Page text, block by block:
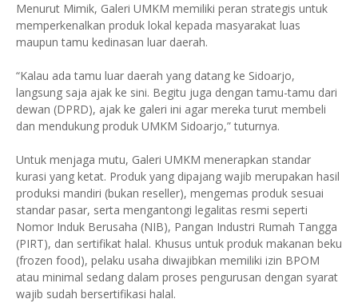
Menurut Mimik, Galeri UMKM memiliki peran strategis untuk
memperkenalkan produk lokal kepada masyarakat luas
maupun tamu kedinasan luar daerah.
“Kalau ada tamu luar daerah yang datang ke Sidoarjo,
langsung saja ajak ke sini. Begitu juga dengan tamu-tamu dari
dewan (DPRD), ajak ke galeri ini agar mereka turut membeli
dan mendukung produk UMKM Sidoarjo,” tuturnya.
Untuk menjaga mutu, Galeri UMKM menerapkan standar
kurasi yang ketat. Produk yang dipajang wajib merupakan hasil
produksi mandiri (bukan reseller), mengemas produk sesuai
standar pasar, serta mengantongi legalitas resmi seperti
Nomor Induk Berusaha (NIB), Pangan Industri Rumah Tangga
(PIRT), dan sertifikat halal. Khusus untuk produk makanan beku
(frozen food), pelaku usaha diwajibkan memiliki izin BPOM
atau minimal sedang dalam proses pengurusan dengan syarat
wajib sudah bersertifikasi halal.